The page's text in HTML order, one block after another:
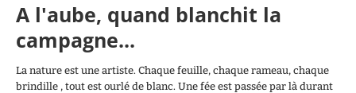
A l'aube, quand blanchit la
campagne...
La nature est une artiste. Chaque feuille, chaque rameau, chaque
brindille , tout est ourlé de blanc. Une fée est passée par là durant